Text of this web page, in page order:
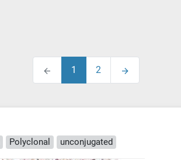
1 2
Polyclonal unconjugated